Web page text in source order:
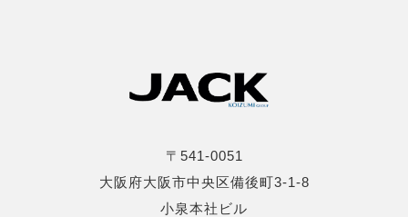
〒541-0051
大阪府大阪市中央区備後町3-1-8
小泉本社ビル